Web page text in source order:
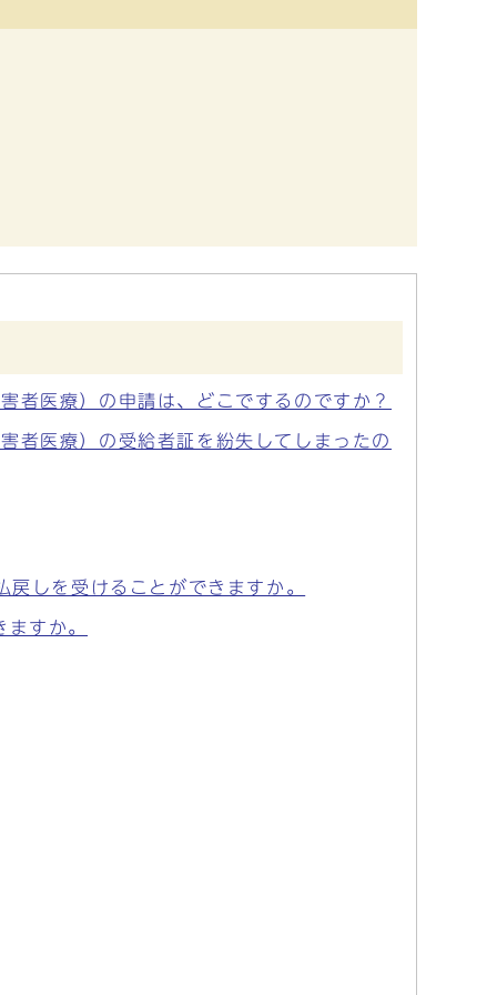
者医療）の申請は、どこでするのですか？
者医療）の受給者証を紛失してしまったの
しを受けることができますか。
すか。